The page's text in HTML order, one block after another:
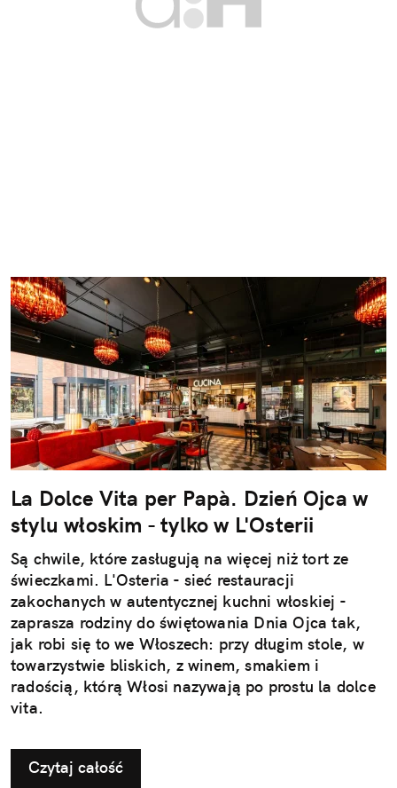
La Dolce Vita per Papà. Dzień Ojca w
stylu włoskim - tylko w L'Osterii
Są chwile, które zasługują na więcej niż tort ze
świeczkami. L'Osteria - sieć restauracji
zakochanych w autentycznej kuchni włoskiej -
zaprasza rodziny do świętowania Dnia Ojca tak,
jak robi się to we Włoszech: przy długim stole, w
towarzystwie bliskich, z winem, smakiem i
radością, którą Włosi nazywają po prostu la dolce
vita.
Czytaj całość